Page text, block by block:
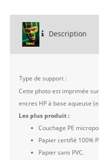
Description
Type de support :
Cette photo est imprimée
encres HP à base aqueuse
Les plus produit :
Couchage PE
Papier certifié 100%
Papier sans PVC.